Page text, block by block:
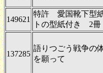
149621
特許 愛国靴下型
トの型紙付き 2冊
137285
語りつごう戦争の
を願って